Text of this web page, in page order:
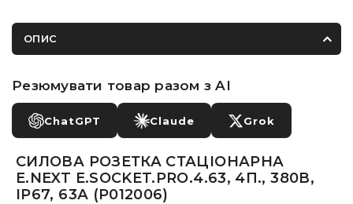
ОПИС
Резюмувати товар разом з AI
ChatGPT Claude Grok
СИЛОВА РОЗЕТКА СТАЦІОНАРНА
E.NEXT E.SOCKET.PRO.4.63, 4П., 380В,
IP67, 63А (P012006)